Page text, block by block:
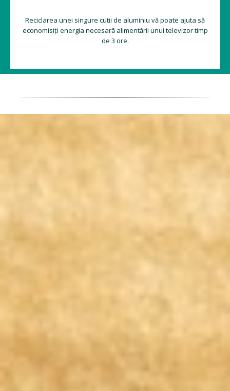
Reciclarea unei singure cutii de aluminiu vă poate ajuta să
economisiți energia necesară alimentării unui televizor timp
de 3 ore.